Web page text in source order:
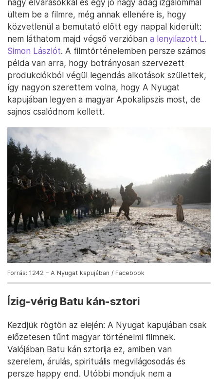
nagy elvárásokkal és egy jó nagy adag izgalommal
ültem be a filmre, még annak ellenére is, hogy
közvetlenül a bemutató előtt egy nappal kiderült:
nem láthatom majd végső verzióban a lenyilazott L.
Simon Lászlót. A filmtörténelemben persze számos
példa van arra, hogy botrányosan szervezett
produkciókból végül legendás alkotások születtek,
így nagyon szerettem volna, hogy A Nyugat
kapujában legyen a magyar Apokalipszis most, de
sajnos csalódnom kellett.
Forrás: 1242 – A Nyugat kapujában / Facebook
Ízig-vérig Batu kán-sztori
Kezdjük rögtön az elején: A Nyugat kapujában csak
előzetesen tűnt magyar történelmi filmnek.
Valójában Batu kán sztorija ez, amiben van
szerelem, árulás, spirituális megvilágosodás és
persze happy end. Utóbbi mondjuk nem a